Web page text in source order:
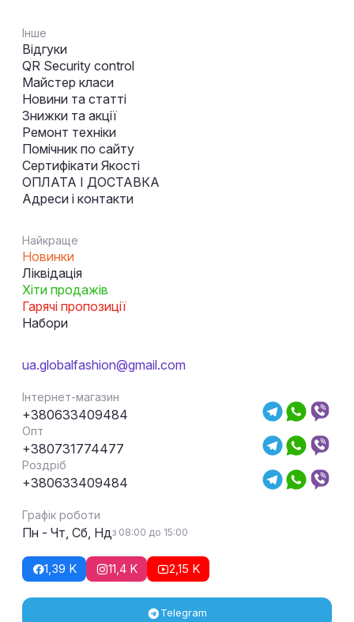
Інше
Відгуки
QR Security control
Майстер класи
Новини та статті
Знижки та акції
Ремонт техніки
Помічник по сайту
Сертифікати Якості
ОПЛАТА І ДОСТАВКА
Адреси і контакти
Найкраще
Новинки
Ліквідація
Хіти продажів
Гарячі пропозиції
Набори
ua.globalfashion@gmail.com
Інтернет-магазин
+380633409484
Опт
+380731774477
Роздріб
+380633409484
Графік роботи
Пн - Чт, Сб, Ндз 08:00 до 15:00
1,39 K 11,4 K 2,15 K
Telegram